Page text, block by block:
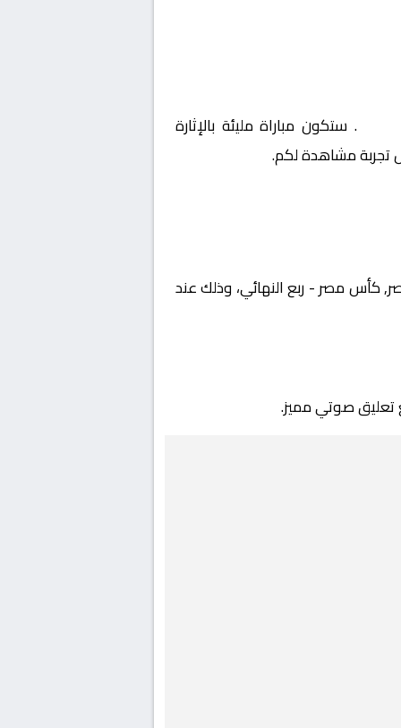
. ستكون مباراة مليئة بالإثارة
تجربة مشاهدة لكم.
مصر, كأس مصر - ربع النهائي، وذلك عند